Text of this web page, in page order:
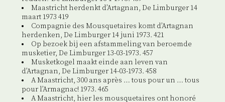
Maastricht herdenkt d’Artagnan, De Limburger 14
maart 1973 419
Compagnie des Mousquetaires komt d’Artagnan
herdenken, De Limburger 14 juni 1973. 421
Op bezoek bij een afstammeling van beroemde
musketier, De Limburger 13-03-1973. 457
Musketkogel maakt einde aan leven van
d’Artagnan, De Limburger 14-03-1973. 458
A Maastricht, 300 ans après … tous pour un … tous
pour l’Armagnac! 1973. 465
A Maastricht, hier les mousquetaires ont honoré